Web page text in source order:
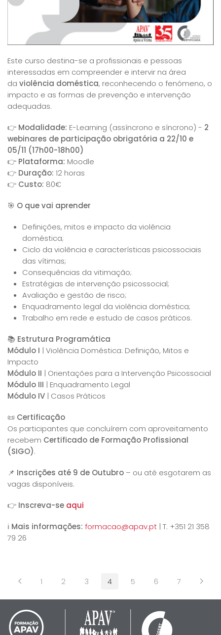
Este curso destina-se a profissionais e pessoas
interessadas em compreender e intervir na área
da violência doméstica, reconhecendo o fenómeno, o
impacto e as formas de prevenção e intervenção
adequadas.
👉 Modalidade: E-Learning (assíncrono e síncrono) - 2
webinares de participação obrigatória a 22/10 e
05/11 (17h00-18h00)
👉 Plataforma: Moodle
👉 Duração: 12 horas
👉 Custo: 80€
🎯 O que vai aprender
Definições, mitos e impacto da violência
doméstica;
Ciclo da violência e características psicossociais
das vítimas;
Consequências da vitimação;
Estratégias de intervenção psicossocial;
Avaliação e gestão de risco;
Enquadramento legal da violência doméstica;
Trabalho em rede e estudo de casos práticos.
📚 Estrutura Programática
Módulo I | Violência Doméstica: Definição, Mitos e
Impacto
Módulo II | Orientações para a Intervenção Psicossocial
Módulo III | Enquadramento Legal
Módulo IV | Casos Práticos
📜 Certificação
Os participantes que concluírem com aproveitamento
recebem Certificado de Formação Profissional
(SIGO).
📌 Inscrições até 9 de Outubro – ou até esgotarem as
vagas disponíveis.
👉 Inscreva-se aqui
ℹ️ Mais informações: formacao@apav.pt | T. +351 21 358
79 26
1 2 3 4 5 6 7